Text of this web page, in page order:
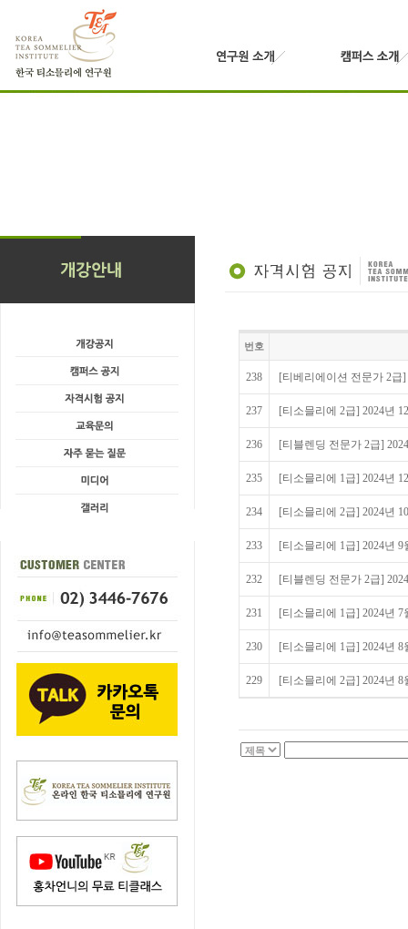
번호
238 [티베리에이션 전문가 2급
237 [티소믈리에 2급] 2024년
236 [티블렌딩 전문가 2급]
235 [티소믈리에 1급] 2024년
234 [티소믈리에 2급] 2024년
233 [티소믈리에 1급] 2024년
232 [티블렌딩 전문가 2급]
231 [티소믈리에 1급] 2024년
230 [티소믈리에 1급] 2024년
229 [티소믈리에 2급] 2024년